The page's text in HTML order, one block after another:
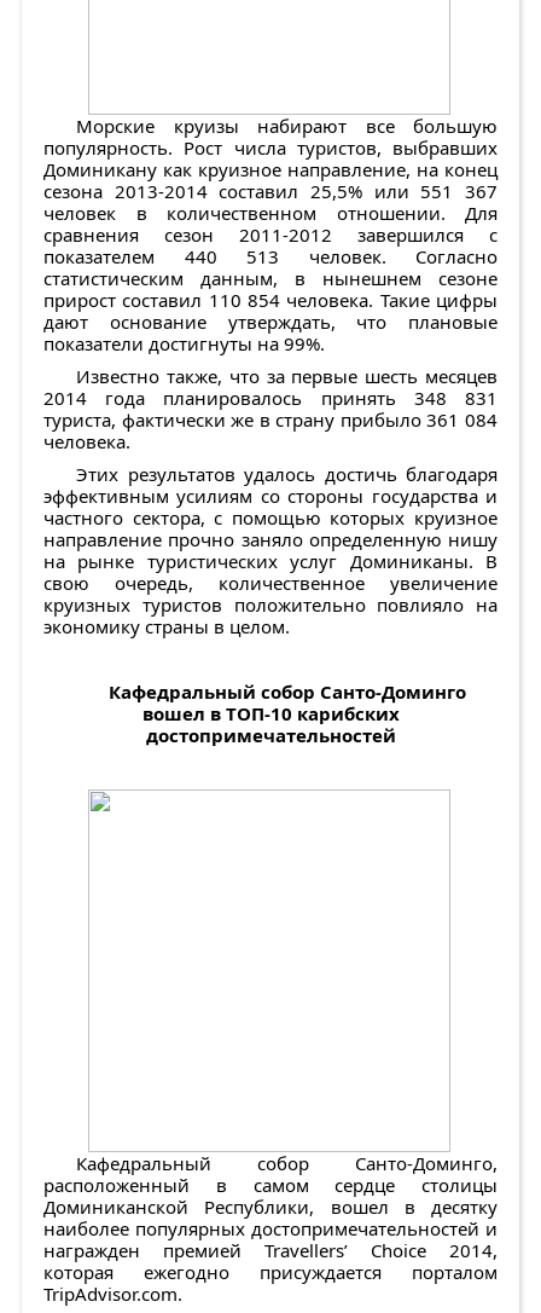
Морские круизы набирают все большую
популярность. Рост числа туристов, выбравших
Доминикану как круизное направление, на конец
сезона 2013-2014 составил 25,5% или 551 367
человек в количественном отношении. Для
сравнения сезон 2011-2012 завершился с
показателем 440 513 человек. Согласно
статистическим данным, в нынешнем сезоне
прирост составил 110 854 человека. Такие цифры
дают основание утверждать, что плановые
показатели достигнуты на 99%.
Известно также, что за первые шесть месяцев
2014 года планировалось принять 348 831
туриста, фактически же в страну прибыло 361 084
человека.
Этих результатов удалось достичь благодаря
эффективным усилиям со стороны государства и
частного сектора, с помощью которых круизное
направление прочно заняло определенную нишу
на рынке туристических услуг Доминиканы. В
свою очередь, количественное увеличение
круизных туристов положительно повлияло на
экономику страны в целом.
Кафедральный собор Санто-Доминго
вошел в ТОП-10 карибских
достопримечательностей
Кафедральный собор Санто-Доминго,
расположенный в самом сердце столицы
Доминиканской Республики, вошел в десятку
наиболее популярных достопримечательностей и
награжден премией Travellers’ Choice 2014,
которая ежегодно присуждается порталом
TripAdvisor.com.